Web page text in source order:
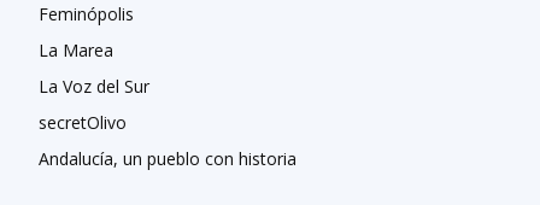
Feminópolis
La Marea
La Voz del Sur
secretOlivo
Andalucía, un pueblo con historia